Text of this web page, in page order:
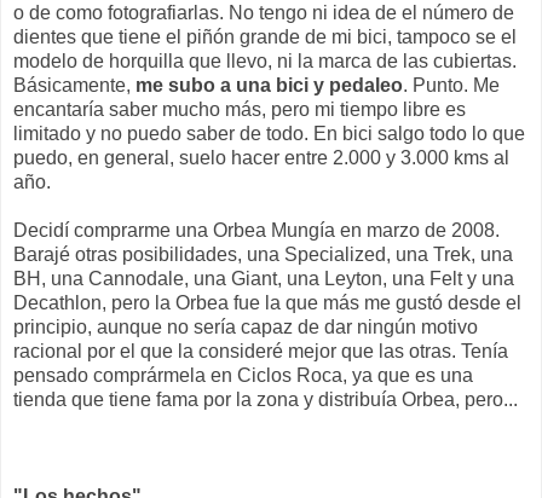
o de como fotografiarlas. No tengo ni idea de el número de
dientes que tiene el piñón grande de mi bici, tampoco se el
modelo de horquilla que llevo, ni la marca de las cubiertas.
Básicamente, me subo a una bici y pedaleo. Punto. Me
encantaría saber mucho más, pero mi tiempo libre es
limitado y no puedo saber de todo. En bici salgo todo lo que
puedo, en general, suelo hacer entre 2.000 y 3.000 kms al
año.
Decidí comprarme una Orbea Mungía en marzo de 2008.
Barajé otras posibilidades, una Specialized, una Trek, una
BH, una Cannodale, una Giant, una Leyton, una Felt y una
Decathlon, pero la Orbea fue la que más me gustó desde el
principio, aunque no sería capaz de dar ningún motivo
racional por el que la consideré mejor que las otras. Tenía
pensado comprármela en Ciclos Roca, ya que es una
tienda que tiene fama por la zona y distribuía Orbea, pero...